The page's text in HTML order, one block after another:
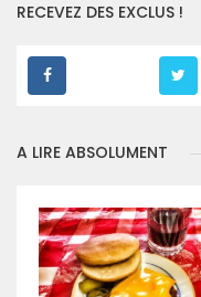
RECEVEZ DES EXCLUS !
A LIRE ABSOLUMENT